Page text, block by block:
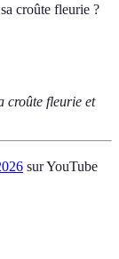
croûte fleurie ?
croûte fleurie et
sur YouTube